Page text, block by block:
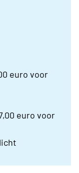
euro voor
euro voor